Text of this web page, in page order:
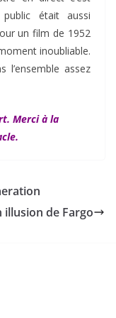
était aussi
un film de 1952
inoubliable.
l’ensemble assez
Merci à la
illusion de Fargo